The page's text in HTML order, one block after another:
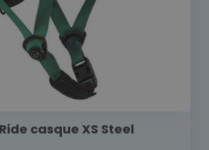
casque XS Steel